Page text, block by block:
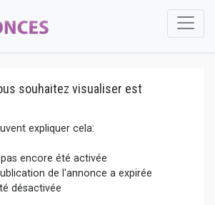
souhaitez visualiser est
expliquer cela:
encore été activée
de l'annonce a expirée
désactivée